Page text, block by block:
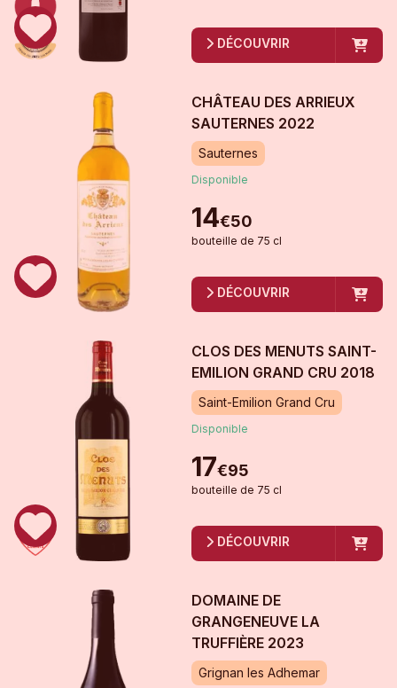
DÉCOUVRIR
CHÂTEAU DES ARRIEUX
SAUTERNES 2022
Sauternes
Disponible
14€50
bouteille de 75 cl
DÉCOUVRIR
CLOS DES MENUTS SAINT-
EMILION GRAND CRU 2018
Saint-Emilion Grand Cru
Disponible
17€95
bouteille de 75 cl
DÉCOUVRIR
DOMAINE DE
GRANGENEUVE LA
TRUFFIÈRE 2023
Grignan les Adhemar